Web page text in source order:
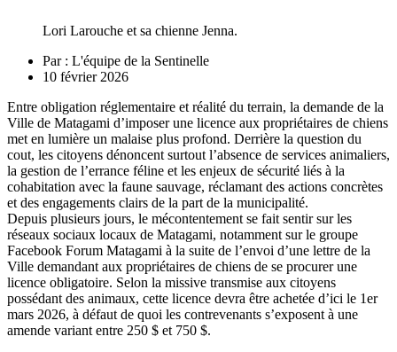
Lori Larouche et sa chienne Jenna.
Par : L'équipe de la Sentinelle
10 février 2026
Entre obligation réglementaire et réalité du terrain, la demande de la
Ville de Matagami d’imposer une licence aux propriétaires de chiens
met en lumière un malaise plus profond. Derrière la question du
cout, les citoyens dénoncent surtout l’absence de services animaliers,
la gestion de l’errance féline et les enjeux de sécurité liés à la
cohabitation avec la faune sauvage, réclamant des actions concrètes
et des engagements clairs de la part de la municipalité.
Depuis plusieurs jours, le mécontentement se fait sentir sur les
réseaux sociaux locaux de Matagami, notamment sur le groupe
Facebook Forum Matagami à la suite de l’envoi d’une lettre de la
Ville demandant aux propriétaires de chiens de se procurer une
licence obligatoire. Selon la missive transmise aux citoyens
possédant des animaux, cette licence devra être achetée d’ici le 1er
mars 2026, à défaut de quoi les contrevenants s’exposent à une
amende variant entre 250 $ et 750 $.